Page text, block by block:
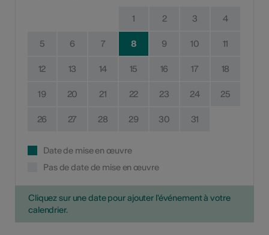
1 2 3 4
5 6 7 8 9 10 11
12 13 14 15 16 17 18
19 20 21 22 23 24 25
26 27 28 29 30 31
Date de mise en œuvre
Pas de date de mise en œuvre
Cliquez sur une date pour ajouter l'événement à votre
calendrier.